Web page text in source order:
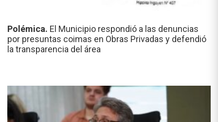
Polémica. El Municipio respondió a las denuncias
por presuntas coimas en Obras Privadas y defendió
la transparencia del área